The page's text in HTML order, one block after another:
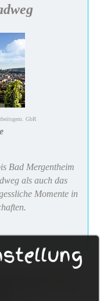
GbR
Bad Mergentheim
als auch das
Momente in